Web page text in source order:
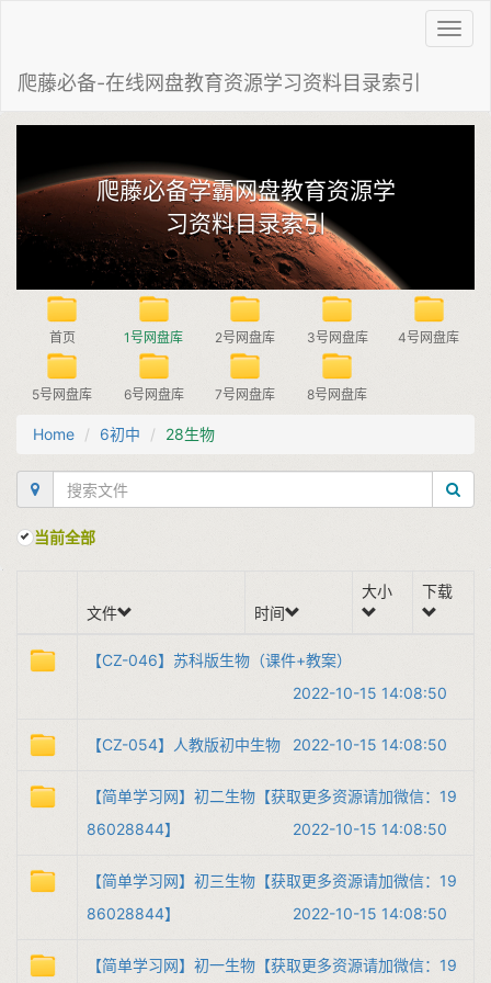
爬藤必备-在线网盘教育资源学习资料目录索引
爬藤必备学霸网盘教育资源学
习资料目录索引
首页 1号网盘库 2号网盘库 3号网盘库 4号网盘库
5号网盘库 6号网盘库 7号网盘库 8号网盘库
Home 6初中 28生物
当前全部
文件 时间
大小 下载
【CZ-046】苏科版生物（课件+教案）
2022-10-15 14:08:50
【CZ-054】人教版初中生物 2022-10-15 14:08:50
【简单学习网】初二生物【获取更多资源请加微信：19
86028844】
2022-10-15 14:08:50
【简单学习网】初三生物【获取更多资源请加微信：19
86028844】
2022-10-15 14:08:50
【简单学习网】初一生物【获取更多资源请加微信：19